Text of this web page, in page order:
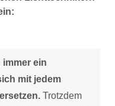
immer ein
mit jedem
Trotzdem